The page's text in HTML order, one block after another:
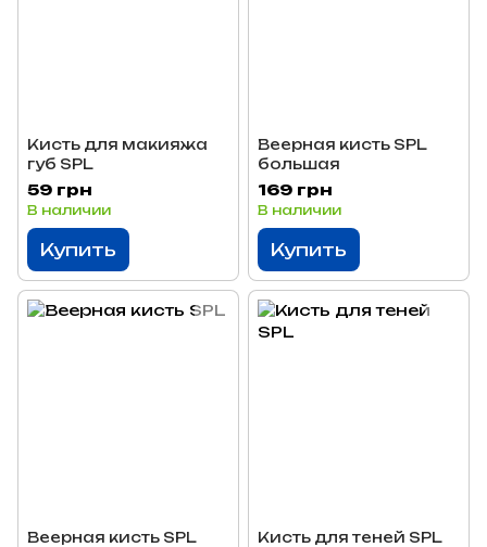
Кисть для макияжа
губ SPL
59 грн
В наличии
Купить
Веерная кисть SPL
большая
169 грн
В наличии
Купить
Веерная кисть SPL Кисть для теней SPL